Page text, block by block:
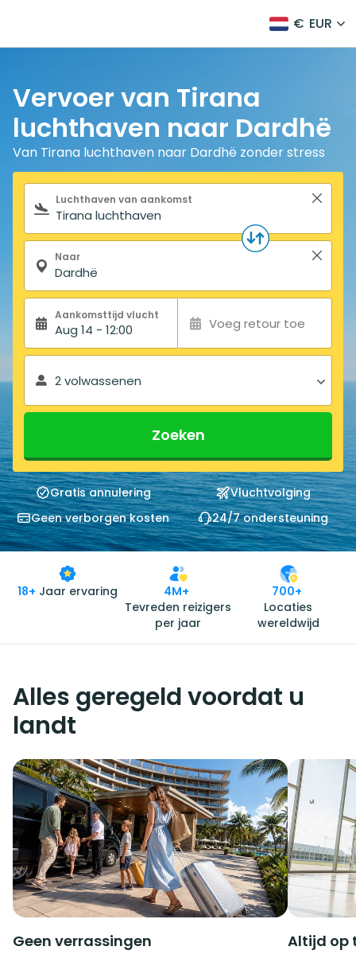
€ EUR
Vervoer van Tirana
luchthaven naar Dardhë
Van Tirana luchthaven naar Dardhë zonder stress
Zoekformulier
Luchthaven van aankomst
Naar
Aankomsttijd vlucht
Aug 14 - 12:00 Voeg retour toe
2 volwassenen
Zoeken
Gratis annulering
Vluchtvolging
Geen verborgen kosten
24/7 ondersteuning
18+ Jaar ervaring
4M+
Tevreden reizigers
per jaar
700+
Locaties
wereldwijd
Alles geregeld voordat u
landt
Geen verrassingen Altijd op